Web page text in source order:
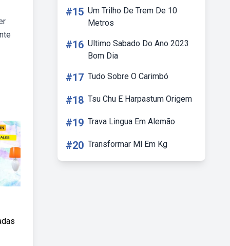
#15 Um Trilho De Trem De 10
Metros
#16 Ultimo Sabado Do Ano 2023
Bom Dia
#17 Tudo Sobre O Carimbó
#18 Tsu Chu E Harpastum Origem
#19 Trava Lingua Em Alemão
#20 Transformar Ml Em Kg